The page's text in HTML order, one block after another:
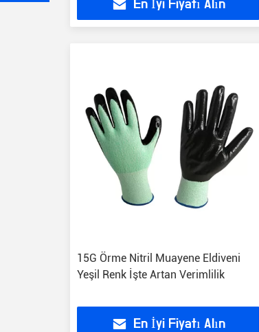
Edilebilir
En İyi Fiyatı Alın
15G Örme Nitril Muayene Eldiveni
Yeşil Renk İşte Artan Verimlilik
En İyi Fiyatı Alın